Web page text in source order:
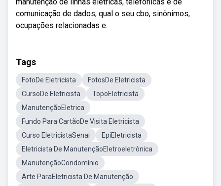
comunicação de dados, qual o seu cbo, sinônimos,
ocupações relacionadas e.
Tags
FotoDe Eletricista
FotosDe Eletricista
CursoDe Eletricista
TopoEletricista
ManutençãoEletrica
Fundo Para CartãoDe Visita Eletricista
Curso EletricistaSenai
EpiEletricista
Eletricista De ManutençãoEletroeletrônica
ManutençãoCondomínio
Arte ParaEletricista De Manutenção